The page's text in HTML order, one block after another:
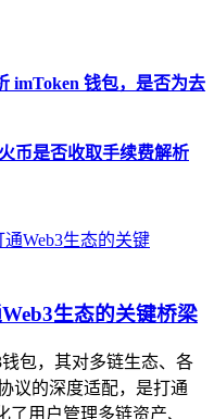
imToken 钱包，是否为去
币是否收取手续费解析
生态的关键桥梁
包，其对多链生态、各
议的深度适配，是打通
了用户管理多链资产、